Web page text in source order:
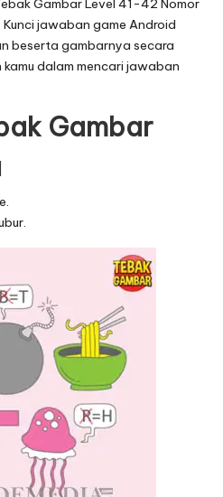
Gambar Level 41-42 Nomor
jawaban game Android
beserta gambarnya secara
kamu dalam mencari jawaban
Gambar